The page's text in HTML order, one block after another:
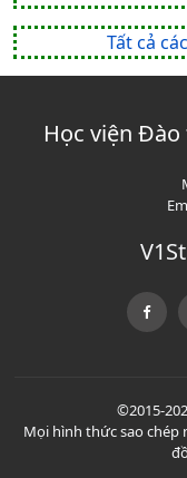
Tất cả
Học viện Đào
©2015-
Mọi hình thức sao chép